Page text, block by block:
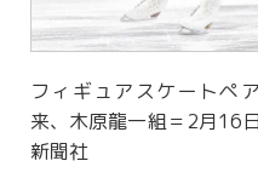
フィギュアスケートペ
来、木原龍一組＝2月
新聞社